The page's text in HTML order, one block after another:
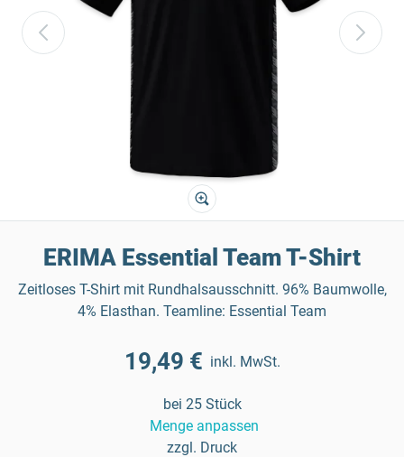
ERIMA Essential Team T-Shirt
Zeitloses T-Shirt mit Rundhalsausschnitt. 96% Baumwolle,
4% Elasthan. Teamline: Essential Team
19,49 € inkl. MwSt.
bei 25 Stück
Menge anpassen
zzgl. Druck